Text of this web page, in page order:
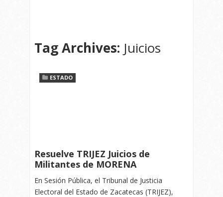
Tag Archives: Juicios
ESTADO
Resuelve TRIJEZ Juicios de
Militantes de MORENA
En Sesión Pública, el Tribunal de Justicia
Electoral del Estado de Zacatecas (TRIJEZ),